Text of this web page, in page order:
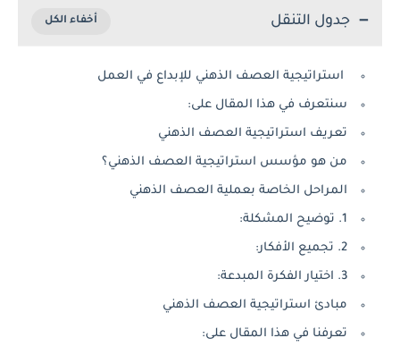
جدول التنقل
استراتيجية العصف الذهني للإبداع في العمل
سنتعرف في هذا المقال على:
تعريف استراتيجية العصف الذهني
من هو مؤسس استراتيجية العصف الذهني؟
المراحل الخاصة بعملية العصف الذهني
1. توضيح المشكلة:
2. تجميع الأفكار:
3. اختيار الفكرة المبدعة:
مبادئ استراتيجية العصف الذهني
تعرفنا في هذا المقال على: